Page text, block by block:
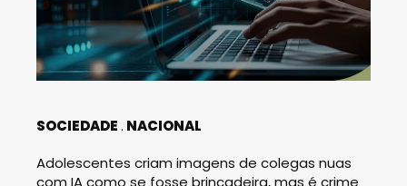
SOCIEDADE NACIONAL
Adolescentes criam imagens de colegas nuas
com IA como se fosse brincadeira, mas é crime